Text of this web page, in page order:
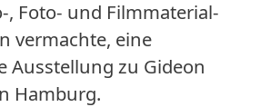
, Foto- und Filmmaterial-
vermachte, eine
Ausstellung zu Gideon
Hamburg.